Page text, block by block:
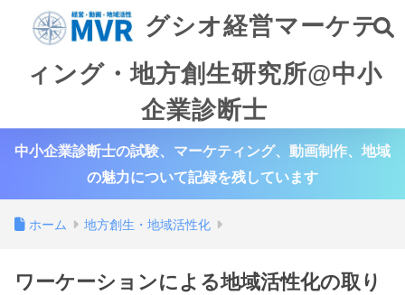
グシオ経営マーケテ
ィング・地方創生研究所@中小
企業診断士
中小企業診断士の試験、マーケティング、動画制作、地域
の魅力について記録を残しています
ホーム 地方創生・地域活性化
ワーケーションによる地域活性化の取り